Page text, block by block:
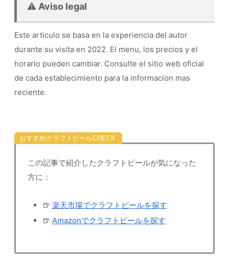
⚠️ Aviso legal
Este articulo se basa en la experiencia del autor
durante su visita en 2022. El menu, los precios y el
horario pueden cambiar. Consulte el sitio web oficial
de cada establecimiento para la informacion mas
reciente.
おすすめクラフトビール
この記事で紹介したクラフトビールが気になった
方に：
🍺 楽天市場でクラフトビールを探す
🍺 Amazonでクラフトビールを探す